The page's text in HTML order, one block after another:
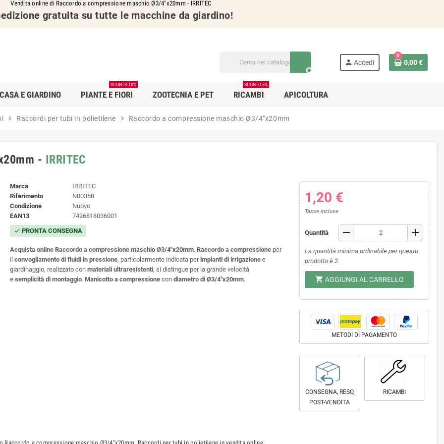
Vendita online di Raccordo a compressione maschio Ø3/4"x20mm - IRRITEC
gratuita su tutte le macchine da giardino!
search
person Accedi
0
0,00 €
CASA E GIARDINO PIANTE E FIORI
SCONTO 10%
ZOOTECNIA E PET RICAMBI
SCONTO 5%
APICOLTURA
chevron_right Raccordi per tubi in polietilene chevron_right Raccordo a compressione maschio Ø3/4"x20mm
- IRRITEC
Marca
IRRITEC
Riferimento
N00358
Condizione
Nuovo
EAN13
7426818036001
check PRONTA CONSEGNA
Acquista online Raccordo a compressione maschio Ø3/4"x20mm. Raccordo a compressione per
il convogliamento di fluidi in pressione, particolarmente indicata perimpianti di irrigazione e
giardinaggio, realizzato con materiali ultraresistenti, si distingue per la grande velocità
e semplicità di montaggio. Manicotto a compressione con diametro di Ø3/4"x20mm.
1,20 €
Tasse incluse
Quantità remove add
La quantità minima ordinabile per questo
prodotto è 2.
shopping_cart AGGIUNGI AL CARRELLO
METODI DI PAGAMENTO
CONSEGNA, RESO,
POST-VENDITA
RICAMBI